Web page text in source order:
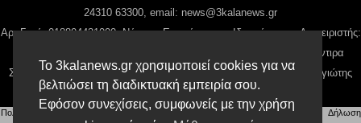
Το 3kalanews.gr χρησιμοποιεί cookies για να
βελτιώσει τη διαδικτυακή εμπειρία σου.
Εφόσον συνεχίσεις, συμφωνείς με την χρήση
24310 63300, email: news@3kalanews.gr
Αρ. Γεμή: 018804431000, Νόμιμος Εκπρόσωπος, Ιδιοκτήτης και Διαχειριστής:
Παναγιώτης Φιλίππου, Διευθύντρια: Γιαννουσά Βασιλική, Διευθύντιρα
Σύνταξης: Μπαλαμπάνη Βασιλική. Δικαιούχος domain name Παναγιώτης
Φιλίππου
Πολιτική απορρήτου Αίτηση Διαχείρισης Προσωπικών Δεδομένων |Όροι χρήσης
Δήλωση